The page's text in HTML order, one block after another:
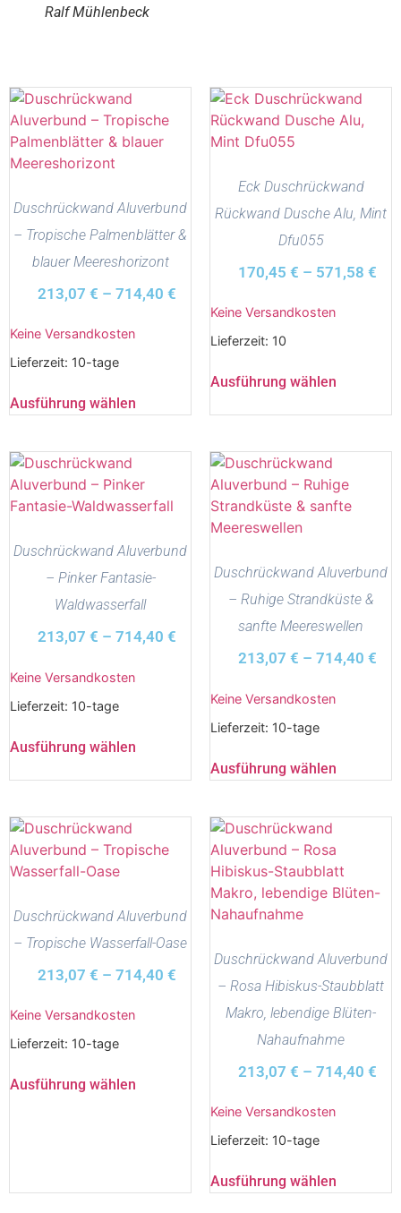
Ralf Mühlenbeck
Duschrückwand Aluverbund
– Tropische Palmenblätter &
blauer Meereshorizont
213,07 € – 714,40 €
Keine Versandkosten
Lieferzeit: 10-tage
Ausführung wählen
Eck Duschrückwand
Rückwand Dusche Alu, Mint
Dfu055
170,45 € – 571,58 €
Keine Versandkosten
Lieferzeit: 10
Ausführung wählen
Duschrückwand Aluverbund
– Pinker Fantasie-
Waldwasserfall
213,07 € – 714,40 €
Keine Versandkosten
Lieferzeit: 10-tage
Ausführung wählen
Duschrückwand Aluverbund
– Ruhige Strandküste &
sanfte Meereswellen
213,07 € – 714,40 €
Keine Versandkosten
Lieferzeit: 10-tage
Ausführung wählen
Duschrückwand Aluverbund
– Tropische Wasserfall-Oase
213,07 € – 714,40 €
Keine Versandkosten
Lieferzeit: 10-tage
Ausführung wählen
Duschrückwand Aluverbund
– Rosa Hibiskus-Staubblatt
Makro, lebendige Blüten-
Nahaufnahme
213,07 € – 714,40 €
Keine Versandkosten
Lieferzeit: 10-tage
Ausführung wählen